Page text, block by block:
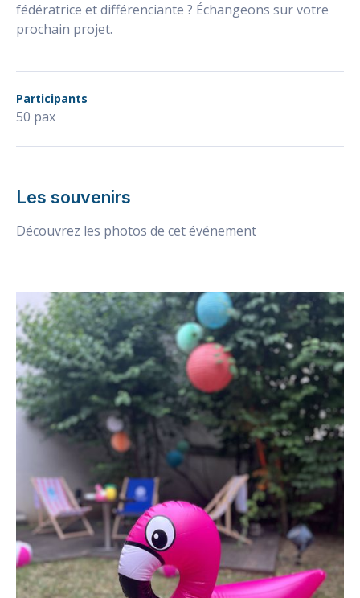
fédératrice et différenciante ? Échangeons sur votre
prochain projet.
Participants
50 pax
Les souvenirs
Découvrez les photos de cet événement